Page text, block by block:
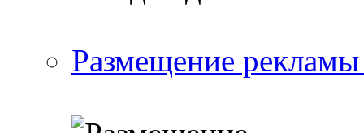
Размещение рекламы